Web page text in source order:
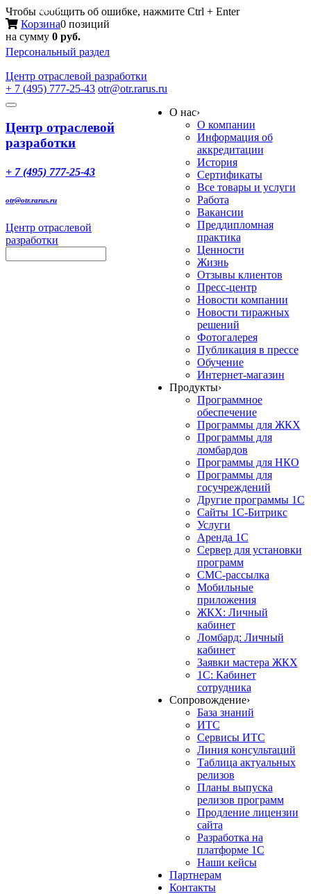
Чтобы сообщить об ошибке, нажмите Ctrl + Enter
Корзина0 позиций
на сумму 0 руб.
Персональный раздел
Центр отраслевой разработки
+ 7 (495) 777-25-43 otr@otr.rarus.ru
Toggle
Меню
Центр отраслевой
разработки
+ 7 (495) 777-25-43
otr@otr.rarus.ru
Центр отраслевой
разработки
О нас›
О компании
Информация об
аккредитации
История
Сертификаты
Все товары и услуги
Работа
Вакансии
Преддипломная
практика
Ценности
Жизнь
Отзывы клиентов
Пресс-центр
Новости компании
Новости тиражных
решений
Фотогалерея
Публикация в прессе
Обучение
Интернет-магазин
Продукты›
Программное
обеспечение
Программы для ЖКХ
Программы для
ломбардов
Программы для НКО
Программы для
госучреждений
Другие программы 1С
Сайты 1С-Битрикс
Услуги
Аренда 1С
Сервер для установки
программ
СМС-рассылка
Мобильные
приложения
ЖКХ: Личный
кабинет
Ломбард: Личный
кабинет
Заявки мастера ЖКХ
1С: Кабинет
сотрудника
Сопровождение›
База знаний
ИТС
Сервисы ИТС
Линия консультаций
Таблица актуальных
релизов
Планы выпуска
релизов программ
Продление лицензии
сайта
Разработка на
платформе 1С
Наши кейсы
Партнерам
Контакты